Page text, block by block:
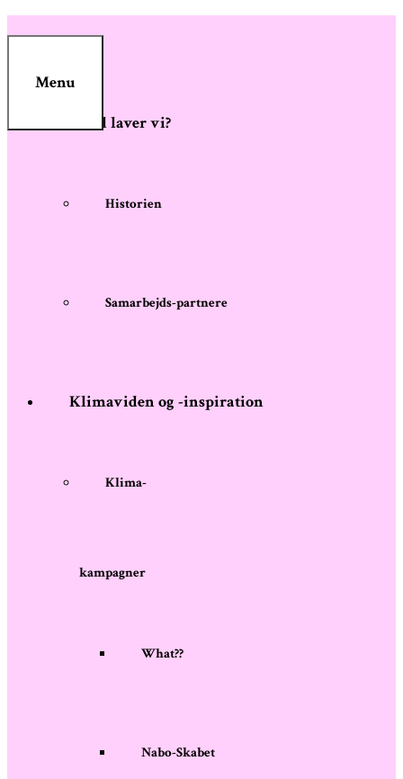
content
Menu
Hvad laver vi?
Historien
Samarbejds-partnere
Klimaviden og -inspiration
Klima-
kampagner
What??
Nabo-Skabet